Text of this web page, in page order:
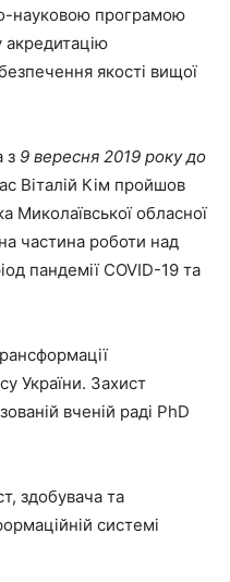
науковою програмою
якості вищої
з 9 вересня 2019 року до
Віталій Кім пройшов
Миколаївської обласної
частина роботи над
пандемії COVID-19 та
України. Захист
вченій раді PhD
здобувача та
системі